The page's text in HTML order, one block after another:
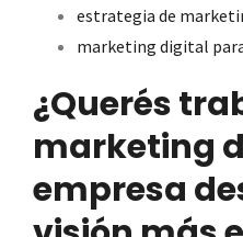
estrategia de
marketing digital
¿Querés
marketing
empresa